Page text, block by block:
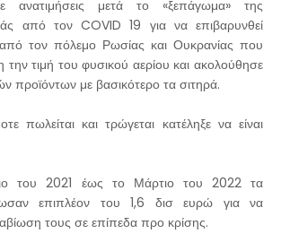
ανατιμήσεις μετά το «ξεπάγωμα» της
από τον COVID 19 για να επιβαρυνθεί
τον πόλεμο Ρωσίας και Ουκρανίας που
την τιμή του φυσικού αερίου και ακολούθησε
προϊόντων με βασικότερο τα σιτηρά.
πωλείται και τρώγεται κατέληξε να είναι
του 2021 έως το Μάρτιο του 2022 τα
επιπλέον του 1,6 δισ ευρώ για να
τους σε επίπεδα προ κρίσης.